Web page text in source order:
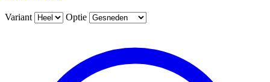
Variant Optie